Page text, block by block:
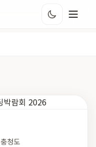
충청도